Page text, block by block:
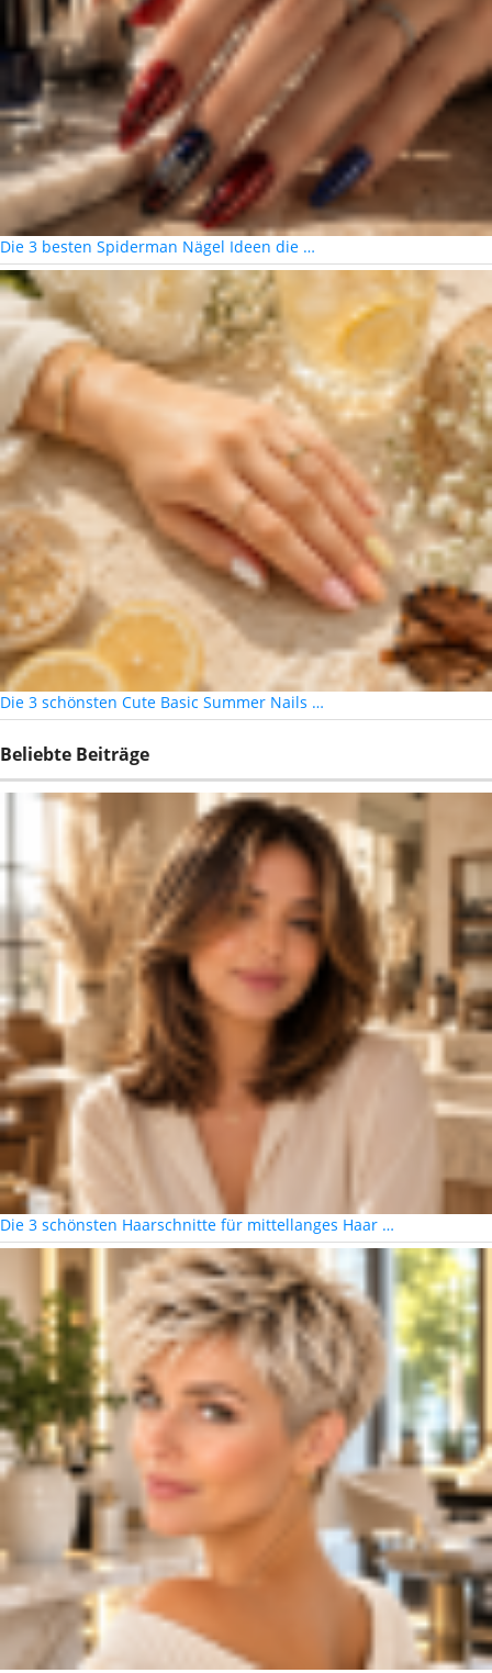
Die 3 besten Spiderman Nägel Ideen die …
Die 3 schönsten Cute Basic Summer Nails …
Beliebte Beiträge
Die 3 schönsten Haarschnitte für mittellanges Haar …